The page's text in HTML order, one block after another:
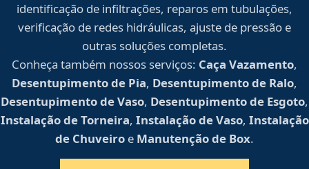
identificação de infiltrações, reparos em tubulações,
verificação de redes hidráulicas, ajuste de pressão e
outras soluções completas.
Conheça também nossos serviços: Caça Vazamento,
Desentupimento de Pia, Desentupimento de Ralo,
Desentupimento de Vaso, Desentupimento de Esgoto,
Instalação de Torneira, Instalação de Vaso, Instalação
de Chuveiro e Manutenção de Box.